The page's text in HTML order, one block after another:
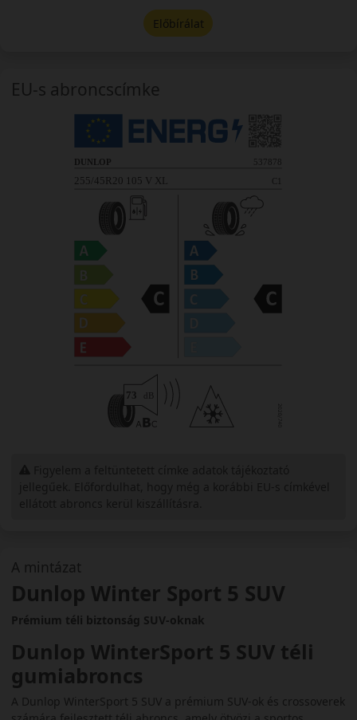
A mintázat
Dunlop Winter Sport 5 SUV
Prémium téli biztonság SUV-oknak
Dunlop WinterSport 5 SUV téli
gumiabroncs
A Dunlop WinterSport 5 SUV a prémium SUV-ok és crossoverek
Előbírálat
EU-s abroncscímke